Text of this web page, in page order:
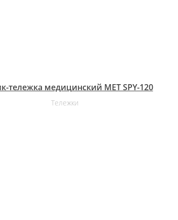
тележка медицинский MET SPY-120
Тележки